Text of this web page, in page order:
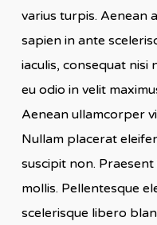
varius turpis. Aenean
sapien in ante
iaculis, consequat nisi
eu odio in velit
Aenean ullamcorper
Nullam placerat
suscipit non.
mollis. Pellentesque
scelerisque libero